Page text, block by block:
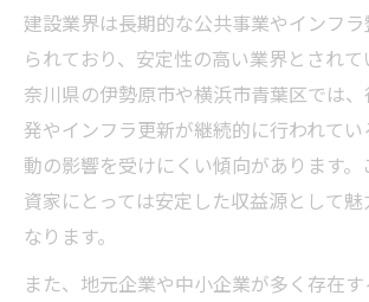
建設業界は長期的な公共事業やインフ
られており、安定性の高い業界とされ
奈川県の伊勢原市や横浜市青葉区では
発やインフラ更新が継続的に行われて
動の影響を受けにくい傾向があります
資家にとっては安定した収益源として魅
なります。
また、地元企業や中小企業が多く存在